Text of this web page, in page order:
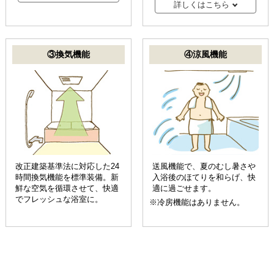
詳しくはこちら
③換気機能
改正建築基準法に対応した24
時間換気機能を標準装備。新
鮮な空気を循環させて、快適
でフレッシュな浴室に。
④涼風機能
送風機能で、夏のむし暑さや
入浴後のほてりを和らげ、快
適に過ごせます。
※冷房機能はありません。